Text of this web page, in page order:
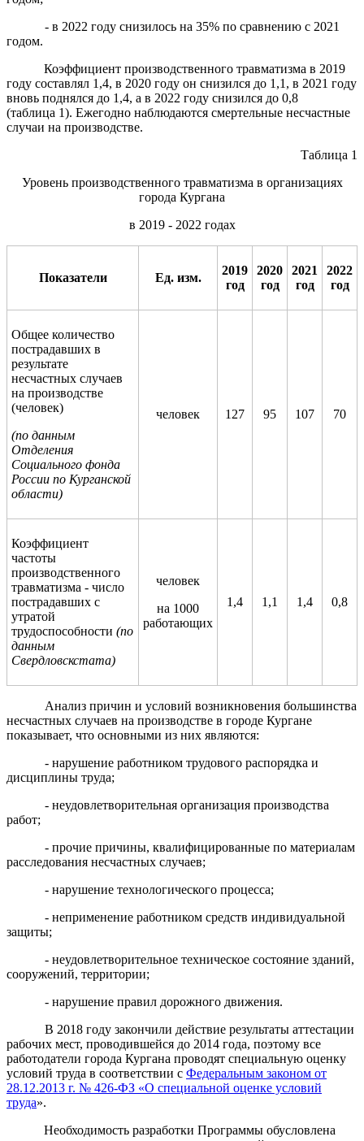
- в 2022 году снизилось на 35% по сравнению с 2021
годом.
Коэффициент производственного травматизма в 2019
году составлял 1,4, в 2020 году он снизился до 1,1, в 2021 году
вновь поднялся до 1,4, а в 2022 году снизился до 0,8
(таблица 1). Ежегодно наблюдаются смертельные несчастные
случаи на производстве.
Таблица 1
Уровень производственного травматизма в организациях
города Кургана
в 2019 - 2022 годах
Показатели Ед. изм.
2019
год
2020
год
2021
год
2022
год
Общее количество
пострадавших в
результате
несчастных случаев
на производстве
(человек)
(по данным
Отделения
Социального фонда
России по Курганской
области)
человек 127 95 107 70
Коэффициент
частоты
производственного
травматизма - число
пострадавших с
утратой
трудоспособности (по
данным
Свердловскстата)
человек
на 1000
работающих
1,4 1,1 1,4 0,8
Анализ причин и условий возникновения большинства
несчастных случаев на производстве в городе Кургане
показывает, что основными из них являются:
- нарушение работником трудового распорядка и
дисциплины труда;
- неудовлетворительная организация производства
работ;
- прочие причины, квалифицированные по материалам
расследования несчастных случаев;
- нарушение технологического процесса;
- неприменение работником средств индивидуальной
защиты;
- неудовлетворительное техническое состояние зданий,
сооружений, территории;
- нарушение правил дорожного движения.
В 2018 году закончили действие результаты аттестации
рабочих мест, проводившейся до 2014 года, поэтому все
работодатели города Кургана проводят специальную оценку
условий труда в соответствии с Федеральным законом от
28.12.2013 г. № 426-ФЗ «О специальной оценке условий
труда».
Необходимость разработки Программы обусловлена